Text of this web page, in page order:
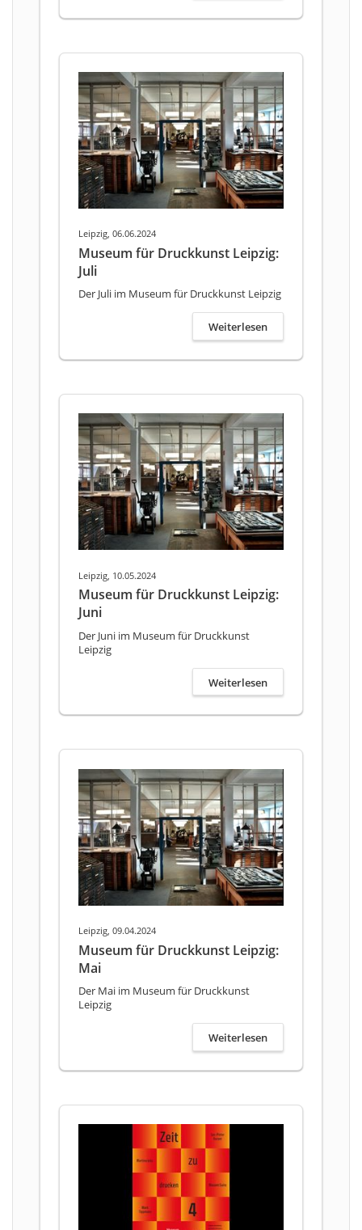
Leipzig, 06.06.2024
Museum für Druckkunst Leipzig:
Juli
Der Juli im Museum für Druckkunst Leipzig
Weiterlesen
Leipzig, 10.05.2024
Museum für Druckkunst Leipzig:
Juni
Der Juni im Museum für Druckkunst
Leipzig
Weiterlesen
Leipzig, 09.04.2024
Museum für Druckkunst Leipzig:
Mai
Der Mai im Museum für Druckkunst
Leipzig
Weiterlesen